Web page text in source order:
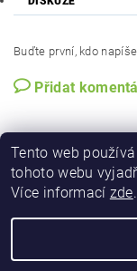
Buďte první, kdo
Přidat
2026 ©
Tento web
tohoto webu
Více informací zde.